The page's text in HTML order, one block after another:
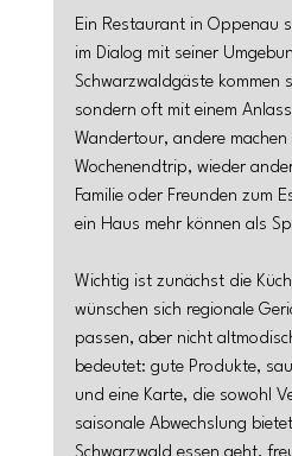
Ein Restaurant in Oppenau
im Dialog mit seiner
Schwarzwaldgäste kommen
sondern oft mit einem
Wandertour, andere machen
Wochenendtrip, wieder
Familie oder Freunden zum
ein Haus mehr können als
Wichtig ist zunächst die
wünschen sich regionale
passen, aber nicht
bedeutet: gute Produkte,
und eine Karte, die sowohl
saisonale Abwechslung